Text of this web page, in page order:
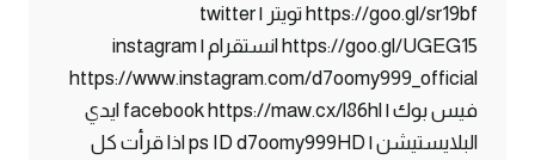
https://goo.gl/sr19bf تويتر | twitter
https://goo.gl/UGEG15 انستقرام | instagram
https://www.instagram.com/d7oomy999_official
فيس بوك | facebook https://maw.cx/l86hl ايدي
البلايستيشن | ps ID d7oomy999HD اذا قرأت كل